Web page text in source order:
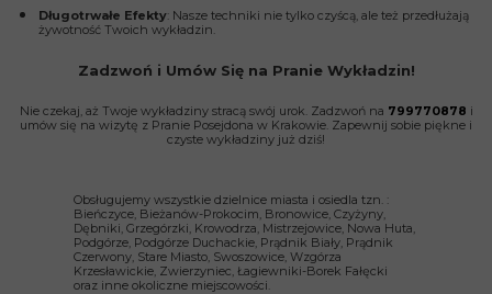
Zadzwoń i Umów Się na Pranie Wykładzin!
Długotrwałe Efekty: Nasze techniki nie tylko czyścą, ale też przedłużają
żywotność Twoich wykładzin.
Nie czekaj, aż Twoje wykładziny stracą swój urok. Zadzwoń na 799770878 i
umów się na wizytę z Pranie Posejdona w Krakowie. Zapewnij sobie piękne i
czyste wykładziny już dziś!
Obsługujemy wszystkie dzielnice miasta i osiedla tzn. :
Bieńczyce, Bieżanów-Prokocim, Bronowice, Czyżyny,
Dębniki, Grzegórzki, Krowodrza, Mistrzejowice, Nowa Huta,
Podgórze, Podgórze Duchackie, Prądnik Biały, Prądnik
Czerwony, Stare Miasto, Swoszowice, Wzgórza
Krzesławickie, Zwierzyniec, Łagiewniki-Borek Fałęcki ​
oraz inne okoliczne miejscowości.